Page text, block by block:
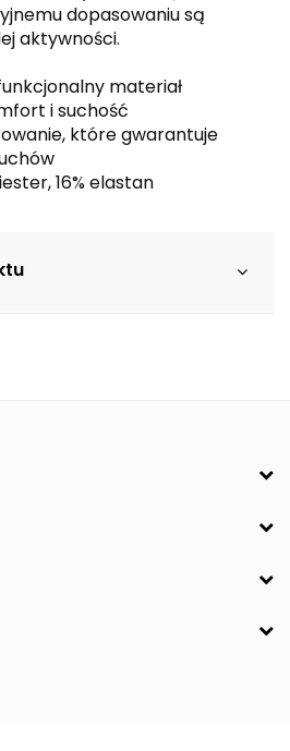
dopasowaniu są
aktywności.
materiał
i suchość
które gwarantuje
16% elastan